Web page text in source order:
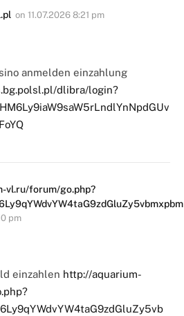
on 11.07.2026 8:21 pm
anmelden einzahlung
dlibra/login?
vl.ru/forum/go.php?
pm
einzahlen http://aquarium-